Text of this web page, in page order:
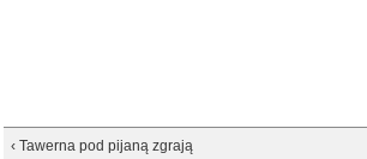
‹ Tawerna pod pijaną zgrają